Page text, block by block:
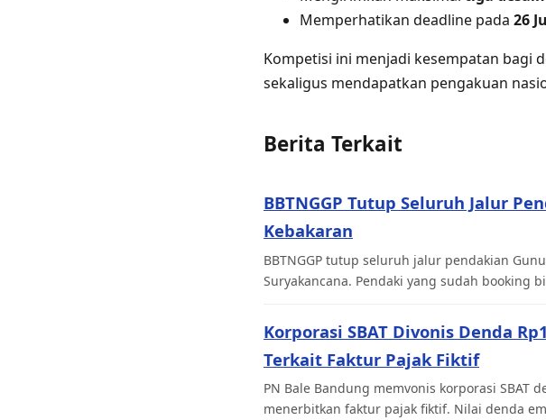
Memperhatikan deadline pada 26
Kompetisi ini menjadi kesempatan bagi
sekaligus mendapatkan pengakuan
Berita Terkait
BBTNGGP Tutup Seluruh Jalur
Kebakaran
BBTNGGP tutup seluruh jalur pendakian
Suryakancana. Pendaki yang sudah booking
Korporasi SBAT Divonis Denda
Terkait Faktur Pajak Fiktif
PN Bale Bandung memvonis korporasi SBAT
menerbitkan faktur pajak fiktif. Nilai denda